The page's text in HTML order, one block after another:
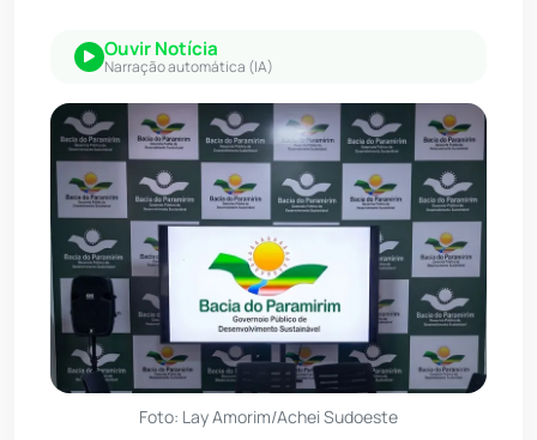
Ouvir Notícia
Narração automática (IA)
Foto: Lay Amorim/Achei Sudoeste